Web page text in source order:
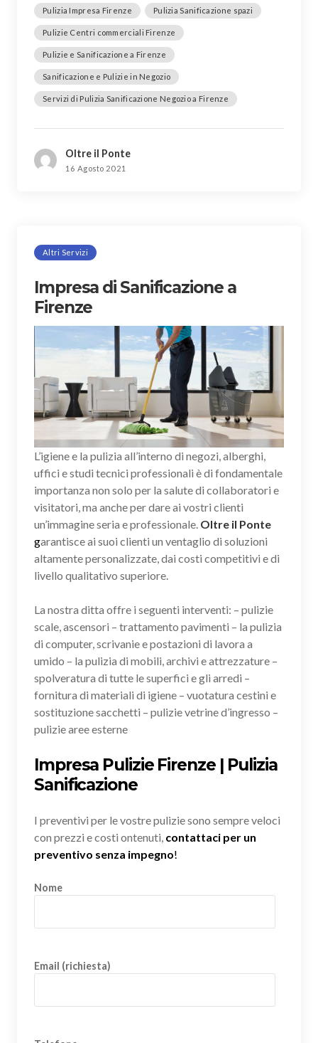
Pulizia Impresa Firenze Pulizia Sanificazione spazi
Pulizie Centri commerciali Firenze
Pulizie e Sanificazione a Firenze
Sanificazione e Pulizie in Negozio
Servizi di Pulizia Sanificazione Negozio a Firenze
Oltre il Ponte
16 Agosto 2021
Altri Servizi
Impresa di Sanificazione a
Firenze
L’igiene e la pulizia all’interno di negozi, alberghi,
uffici e studi tecnici professionali è di fondamentale
importanza non solo per la salute di collaboratori e
visitatori, ma anche per dare ai vostri clienti
un’immagine seria e professionale. Oltre il Ponte
garantisce ai suoi clienti un ventaglio di soluzioni
altamente personalizzate, dai costi competitivi e di
livello qualitativo superiore.
La nostra ditta offre i seguenti interventi: – pulizie
scale, ascensori – trattamento pavimenti – la pulizia
di computer, scrivanie e postazioni di lavora a
umido – la pulizia di mobili, archivi e attrezzature –
spolveratura di tutte le superfici e gli arredi –
fornitura di materiali di igiene – vuotatura cestini e
sostituzione sacchetti – pulizie vetrine d’ingresso –
pulizie aree esterne
Impresa Pulizie Firenze | Pulizia
Sanificazione
I preventivi per le vostre pulizie sono sempre veloci
con prezzi e costi ontenuti, contattaci per un
preventivo senza impegno!
Nome
Email (richiesta)